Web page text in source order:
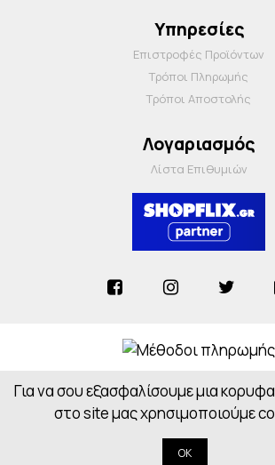
Υπηρεσίες
Επιστροφές Προϊόντων
Τρόποι Πληρωμής
Τρόποι Αποστολής
Λογαριασμός
Λίστα Επιθυμιών
Anosiapharmacy © 2026 - All Rights
Powered byCloudOn
Για να σου εξασφαλίσουμε μια
στο site μας χρησιμοποιούμε
OK